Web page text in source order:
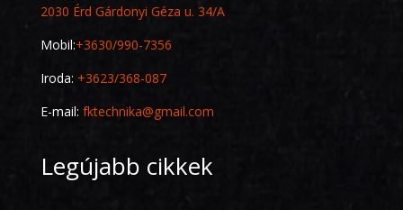
2030 Érd Gárdonyi Géza u. 34/A
Mobil:+3630/990-7356
Iroda: +3623/368-087
E-mail: fktechnika@gmail.com
Legújabb cikkek